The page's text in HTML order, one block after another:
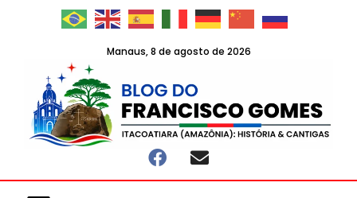
Manaus, 8 de agosto de 2026